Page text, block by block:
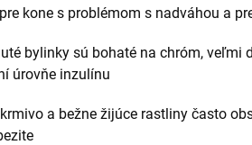
kone s problémom s nadváhou a
bylinky sú bohaté na chróm, veľmi
úrovňe inzulínu
a bežne žijúce rastliny často